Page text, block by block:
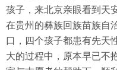
孩子，来北京亲眼看到天
在贵州的彝族回族苗族自
口，四个孩子都患有先天
大的过程中，原本早已不